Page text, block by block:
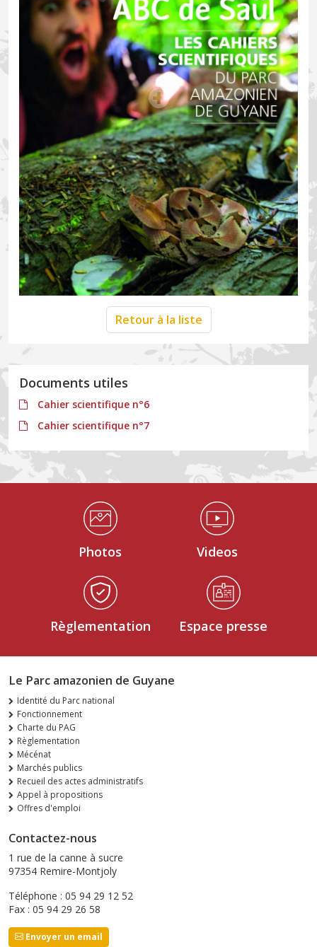
Retour à la liste
Documents utiles
Cahier scientifique n°6
Cahier scientifique n°7
Médiathèque Footer
Photos Videos
Règlementation Espace presse
Le Parc amazonien de Guyane
Identité du Parc national
Fonctionnement
Charte du PAG
Règlementation
Mécénat
Marchés publics
Recueil des actes administratifs
Appel à propositions
Offres d'emploi
Contactez-nous
1 rue de la canne à sucre
97354 Remire-Montjoly
Téléphone : 05 94 29 12 52
Fax : 05 94 29 26 58
Envoyer un email